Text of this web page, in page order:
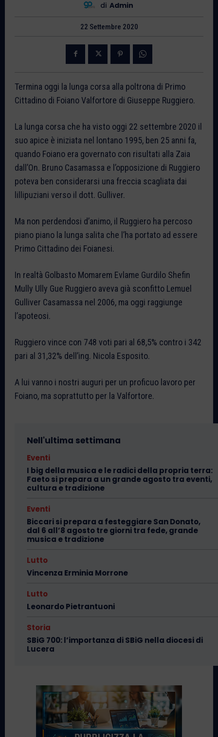
di Admin
22 Settembre 2020
Termina oggi la lunga corsa alla poltrona di Primo
Cittadino di Foiano Valfortore di Giuseppe Ruggiero.
La lunga corsa che ha visto oggi 22 settembre 2020 il
suo apice è iniziata nel lontano 1995, ben 25 anni fa,
quando Foiano era governato con risultati alla Zaia
dall’On. Bruno Casamassa e l’opposizione di Ruggiero
poteva ben considerarsi una freccia scagliata dai
lillipuziani verso il dott. Gulliver.
Ma non perdendosi d’animo, il Ruggiero ha percoso
piano piano la lunga salita che l’ha portato ad essere
Primo Cittadino dei Foianesi.
In realtà Golbasto Momarem Evlame Gurdilo Shefin
Mully Ully Gue Ruggiero aveva già sconfitto Lemuel
Gulliver Casamassa nel 2006, ma oggi raggiunge
l’apoteosi.
Ruggiero vince con 748 voti pari al 68,5% contro i 342
pari al 31,32% dell’ing. Nicola Esposito.
A lui vanno i nostri auguri per un proficuo lavoro per
Foiano, ma soprattutto per la Valfortore.
Nell'ultima settimana
Eventi
I big della musica e le radici della propria terra:
Faeto si prepara a un grande agosto tra eventi,
cultura e tradizione
Eventi
Biccari si prepara a festeggiare San Donato,
dal 6 all’8 agosto tre giorni tra fede, grande
musica e tradizione
Lutto
Vincenza Erminia Morrone
Lutto
Leonardo Pietrantuoni
Storia
SBiG 700: l’importanza di SBiG nella diocesi di
Lucera